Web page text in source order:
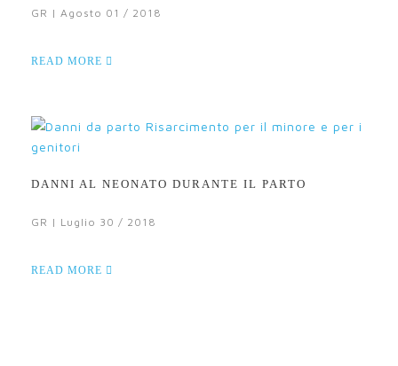
GR | Agosto 01 / 2018
READ MORE
DANNI AL NEONATO DURANTE IL PARTO
GR | Luglio 30 / 2018
READ MORE